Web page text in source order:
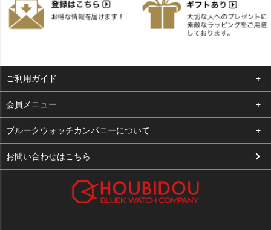
ご利用ガイド
よくある質問
支払い・送料
お客様の声
会員メニュー
ログイン
お気に入り
ブルークウォッチカンパニーについて
会社概要
お問い合わせはこちら